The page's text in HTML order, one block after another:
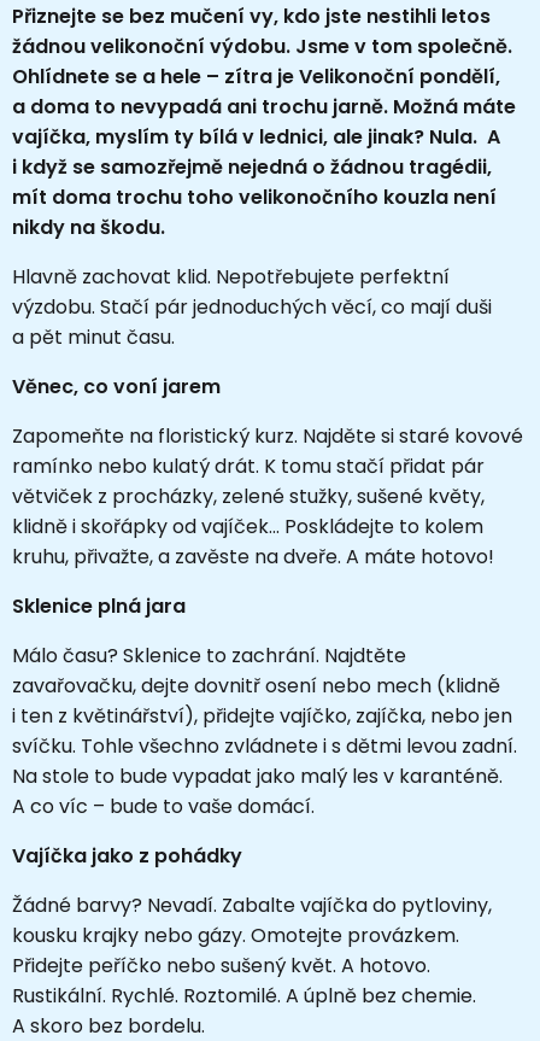
Přiznejte se bez mučení vy, kdo jste nestihli letos
žádnou velikonoční výdobu. Jsme v tom společně.
Ohlídnete se a hele – zítra je Velikonoční pondělí,
a doma to nevypadá ani trochu jarně. Možná máte
vajíčka, myslím ty bílá v lednici, ale jinak? Nula. A
i když se samozřejmě nejedná o žádnou tragédii,
mít doma trochu toho velikonočního kouzla není
nikdy na škodu.
Hlavně zachovat klid. Nepotřebujete perfektní
výzdobu. Stačí pár jednoduchých věcí, co mají duši
a pět minut času.
Věnec, co voní jarem
Zapomeňte na floristický kurz. Najděte si staré kovové
ramínko nebo kulatý drát. K tomu stačí přidat pár
větviček z procházky, zelené stužky, sušené květy,
klidně i skořápky od vajíček... Poskládejte to kolem
kruhu, přivažte, a zavěste na dveře. A máte hotovo!
Sklenice plná jara
Málo času? Sklenice to zachrání. Najdtěte
zavařovačku, dejte dovnitř osení nebo mech (klidně
i ten z květinářství), přidejte vajíčko, zajíčka, nebo jen
svíčku. Tohle všechno zvládnete i s dětmi levou zadní.
Na stole to bude vypadat jako malý les v karanténě.
A co víc – bude to vaše domácí.
Vajíčka jako z pohádky
Žádné barvy? Nevadí. Zabalte vajíčka do pytloviny,
kousku krajky nebo gázy. Omotejte provázkem.
Přidejte peříčko nebo sušený květ. A hotovo.
Rustikální. Rychlé. Roztomilé. A úplně bez chemie.
A skoro bez bordelu.